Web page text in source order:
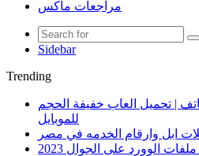
مراجعات ماكس
Sidebar
Trending
| تحميل العاب خفيفة الحجم
للموبايل
ابل وارقام الخدمه في مصر
أفضل 5 تطبيقات لقراءة ملفات الوورد على الجوال 2023